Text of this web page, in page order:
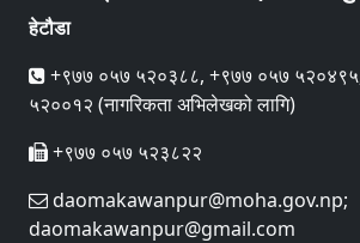
हेटौडा
+९७७ ०५७ ५२०३८८, +९७७ ०५७
५२००१२ (नागरिकता अभिलेखको लागि)
+९७७ ०५७ ५२३८२२
daomakawanpur@moha.gov.np;
daomakawanpur@gmail.com